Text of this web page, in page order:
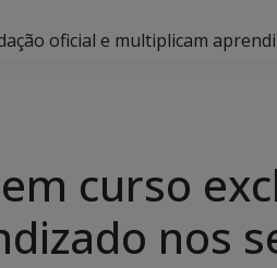
oficial e multiplicam
curso
nos